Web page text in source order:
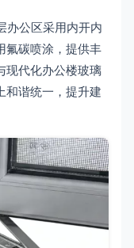
办公区采用内开内
氟碳喷涂，提供丰
现代化办公楼玻璃
和谐统一，提升建